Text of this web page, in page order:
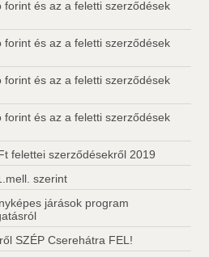
forint és az a feletti szerződések
forint és az a feletti szerződések
forint és az a feletti szerződések
forint és az a feletti szerződések
felettei szerződésekről 2019
szerint
járások program
SZÉP Cserehátra FEL!